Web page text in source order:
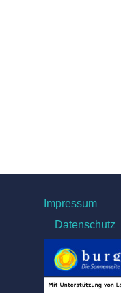
Impressum
Datenschutz